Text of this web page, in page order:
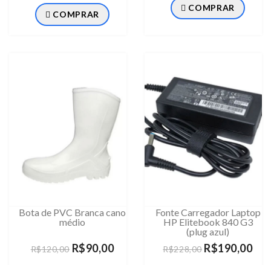
COMPRAR
COMPRAR
Bota de PVC Branca cano
médio
R$120,00 R$90,00
Fonte Carregador Laptop
HP Elitebook 840 G3
(plug azul)
R$228,00R$190,00